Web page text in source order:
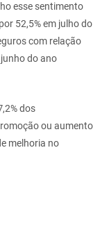
esse sentimento
52,5% em julho do
com relação
junho do ano
dos
ou aumento
melhoria no